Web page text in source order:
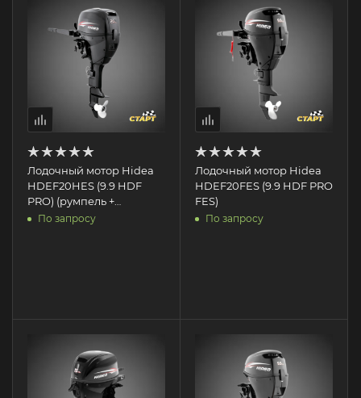
Лодочный мотор Hidea
HDEF20HES (9.9 HDF
PRO) (румпель +
электрозапуск)
По запросу
Лодочный мотор Hidea
HDEF20FES (9.9 HDF PRO
FES)
По запросу